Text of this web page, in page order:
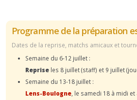
Programme de la préparation
Dates de la reprise, matchs amicaux et
Semaine du 6-12 juillet :
Reprise les 8 juillet (staff) et 9 juillet
Semaine du 13-18 juillet :
Lens-Boulogne , le samedi 18 à midi